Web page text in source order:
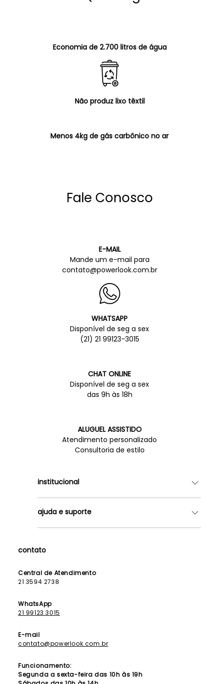
Economia de 2.700 litros de água
Não produz lixo têxtil
Menos 4kg de gás carbônico no ar
Fale Conosco
E-MAIL
Mande um e-mail para
contato@powerlook.com.br
WHATSAPP
Disponível de seg a sex
(21) 21 99123-3015
CHAT ONLINE
Disponível de seg a sex
das 9h às 18h
ALUGUEL ASSISTIDO
Atendimento personalizado
Consultoria de estilo
institucional
Lojas
Como Funciona
Lista de Formandas
ajuda e suporte
Política de Privacidade
contato
Central de Atendimento
21 3594 2738
WhatsApp
21 99123 3015
E-mail
contato@powerlook.com.br
Funcionamento:
Segunda a sexta-feira das 10h às 19h